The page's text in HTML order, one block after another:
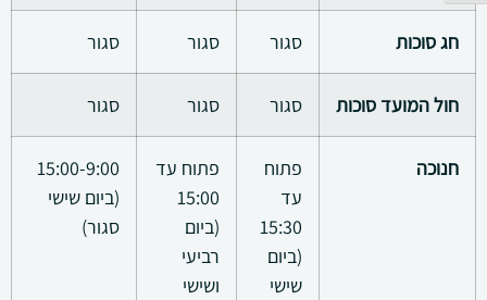
חג סוכות סגור סגור סגור
חול המועד סוכות סגור סגור סגור
חנוכה
פתוח
עד
15:30
(ביום
שישי
פתוח עד
15:00
(ביום
רביעי
ושישי
15:00-9:00
(ביום שישי
סגור)